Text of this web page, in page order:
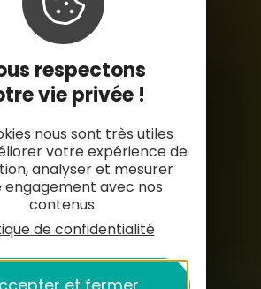
respectons
vie privée !
nous sont très utiles
votre expérience de
analyser et mesurer
avec nos
contenus.
de confidentialité